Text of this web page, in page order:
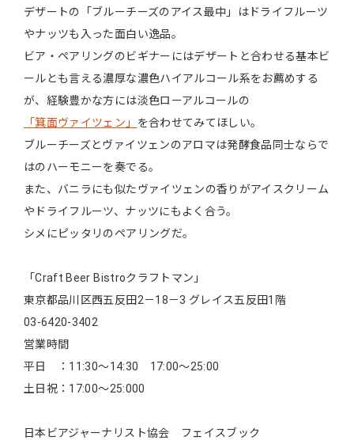
デザートの「ブルーチーズのアイス最中」はドライフルーツ
やナッツも入った面白い逸品。
ビア・ペアリングのビギナーにはデザートと合わせる基本ビ
ールとも言える濃厚な濃色ハイアルコール系をお薦めする
が、経験豊かな方には淡色ローアルコールの
「箕面ヴァイツェン」 を合わせてみてほしい。
ブルーチーズとヴァイツェンのアロマは発酵食品同士ならで
はのハーモニーを奏でる。
また、バニラにも似たヴァイツェンの香りがアイスクリーム
やドライフルーツ、ナッツにもよく合う。
シメにピッタリのペアリングだ。
「Craft Beer Bistroクラフトマン」
東京都品川区西五反田2－18－3 グレイス五反田1階
03-6420-3402
営業時間
平日 ：11:30～14:30 17:00～25:00
土日祝：17:00～25:000
日本ビアジャーナリスト協会 フェイスブック